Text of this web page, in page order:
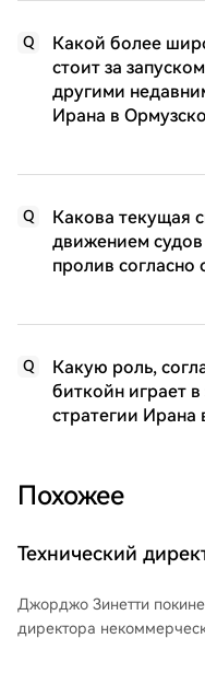
Q
Какой более
стоит за
другими
Ирана в
Q
Какова текущая
движением
пролив согласно
Q
Какую роль,
биткойн играет
стратегии Ирана
Похожее
Технический
этого года
Джорджо Зинетти
директора